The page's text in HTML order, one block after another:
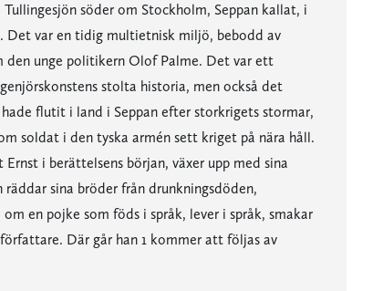
söder om Stockholm, Seppan kallat, i
Det var en tidig multietnisk miljö, bebodd av
den unge politikern Olof Palme. Det var ett
stolta historia, men också det
flutit i land i Seppan efter storkrigets stormar,
soldat i den tyska armén sett kriget på nära håll.
i berättelsens början, växer upp med sina
sina bröder från drunkningsdöden,
en pojke som föds i språk, lever i språk, smakar
Där går han 1 kommer att följas av